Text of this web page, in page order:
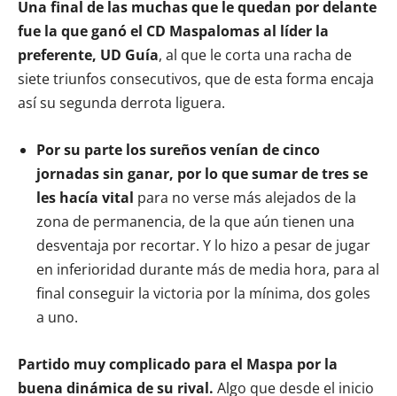
Una final de las muchas que le quedan por delante
fue la que ganó el CD Maspalomas al líder la
preferente, UD Guía, al que le corta una racha de
siete triunfos consecutivos, que de esta forma encaja
así su segunda derrota liguera.
Por su parte los sureños venían de cinco
jornadas sin ganar, por lo que sumar de tres se
les hacía vital para no verse más alejados de la
zona de permanencia, de la que aún tienen una
desventaja por recortar. Y lo hizo a pesar de jugar
en inferioridad durante más de media hora, para al
final conseguir la victoria por la mínima, dos goles
a uno.
Partido muy complicado para el Maspa por la
buena dinámica de su rival. Algo que desde el inicio